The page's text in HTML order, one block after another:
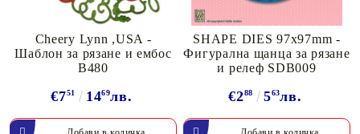
Cheery Lynn ,USA -
Шаблон за рязане и ембос
B480
€751 1469лв.
SHAPE DIES 97x97mm -
Фигурална щанца за рязане
и релеф SDB009
€288 563лв.